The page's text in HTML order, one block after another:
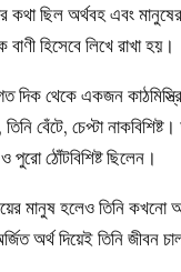
কথা ছিল অর্থবহ এবং
হিসেবে লিখে রাখা হয়।
থেকে একজন
তিনি বেঁটে, চেপ্টা
পুরো ঠোঁটবিশিষ্ট ছিলেন।
মানুষ হলেও তিনি কখনো
অর্থ দিয়েই তিনি জীবন